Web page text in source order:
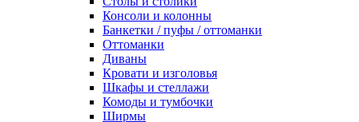
Консоли и колонны
Банкетки / пуфы / оттоманки
Оттоманки
Диваны
Кровати и изголовья
Шкафы и стеллажи
Комоды и тумбочки
Ширмы